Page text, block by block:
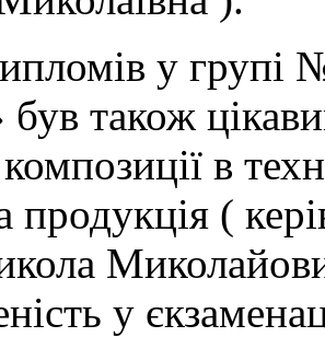
у групі
був також
в
продукція (
у